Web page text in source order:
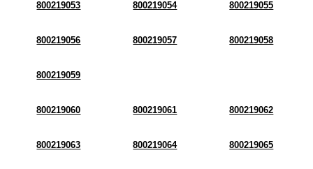
800219053 800219054 800219055
800219056 800219057 800219058
800219059
800219060 800219061 800219062
800219063 800219064 800219065